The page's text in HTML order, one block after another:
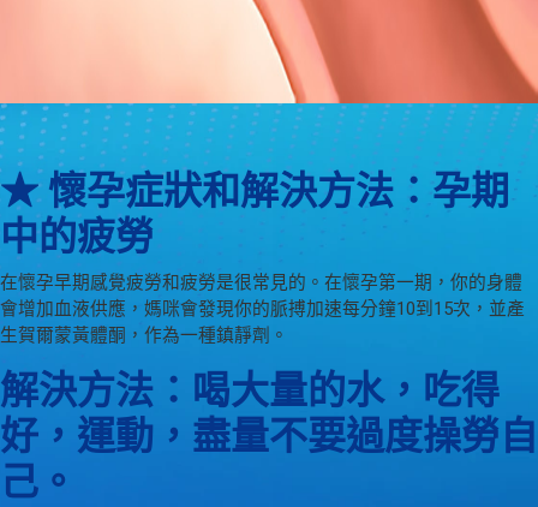
★ 懷孕症狀和解決方法：孕期
中的疲勞
在懷孕早期感覺疲勞和疲勞是很常見的。在懷孕第一期，你的身體
會增加血液供應，媽咪會發現你的脈搏加速每分鐘10到15次，並產
生賀爾蒙黃體酮，作為一種鎮靜劑。
解決方法：喝大量的水，吃得
好，運動，盡量不要過度操勞自
己。